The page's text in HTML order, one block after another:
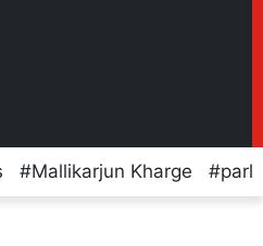
Mallikarjun Kharge